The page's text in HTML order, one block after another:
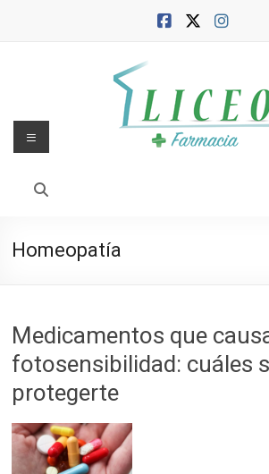
Blog
la
Farmacia,
salud
belleza
Menú
Homeopatía
Medicamentos que
fotosensibilidad: cuáles
protegerte